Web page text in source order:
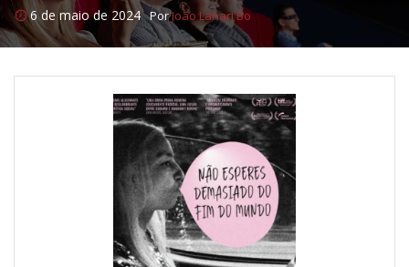
6 de maio de 2024 PorJoão Lanari Bo